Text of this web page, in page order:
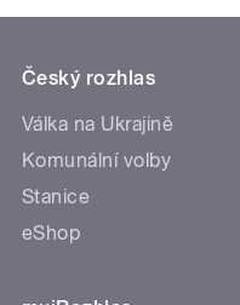
Český rozhlas
Válka na Ukrajině
Komunální volby
Stanice
eShop